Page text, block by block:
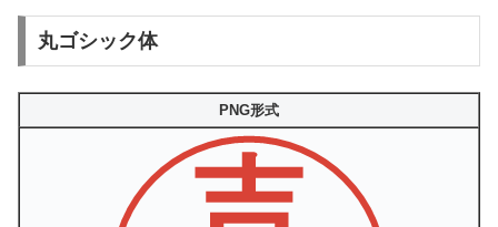
丸ゴシック体
PNG形式